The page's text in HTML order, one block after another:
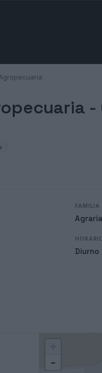
-
FAMILIA
Agraria
Diurno
-